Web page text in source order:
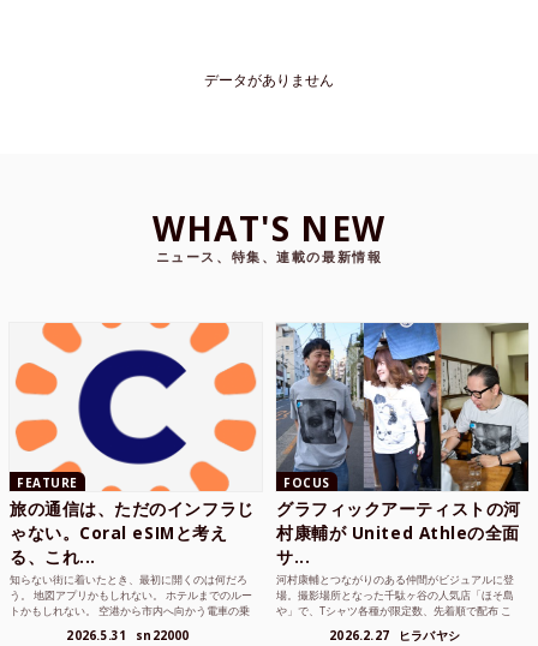
データがありません
WHAT'S NEW
ニュース、特集、連載の最新情報
FEATURE
旅の通信は、ただのインフラじ
ゃない。Coral eSIMと考え
る、これ...
知らない街に着いたとき、最初に開くのは何だろ
う。 地図アプリかもしれない。 ホテルまでのルー
トかもしれない。 空港から市内へ向かう電車の乗
2026.5.31 sn22000
FOCUS
グラフィックアーティストの河
村康輔が United Athleの全面
サ...
河村康輔とつながりのある仲間がビジュアルに登
場。撮影場所となった千駄ヶ谷の人気店「ほそ島
や」で、Tシャツ各種が限定数、先着順で配布 こ
2026.2.27 ヒラバヤシ